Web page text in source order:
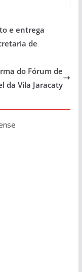
e entrega
de
do Fórum de
da Vila Jaracaty